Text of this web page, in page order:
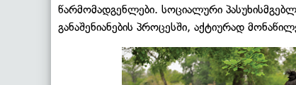
წარმომადგენლები. სოციალური
განაშენიანების პროცესში, აქტიურად